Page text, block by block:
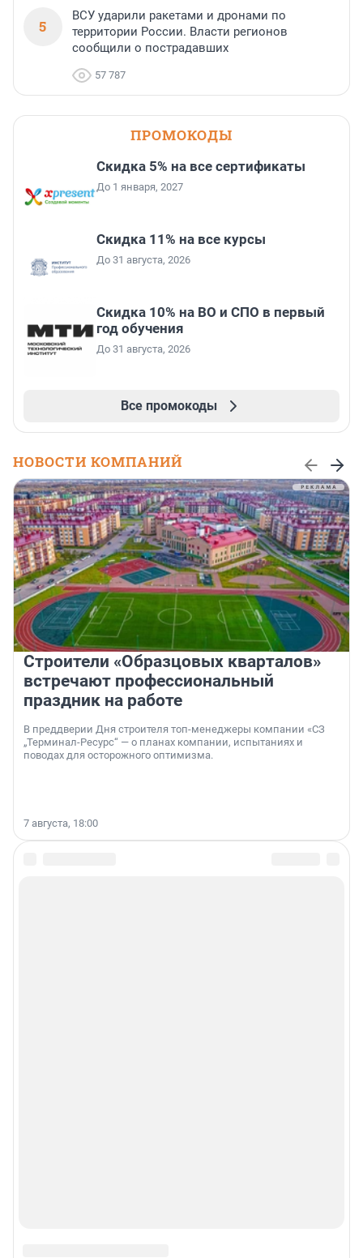
5
ВСУ ударили ракетами и дронами по
территории России. Власти регионов
сообщили о пострадавших
57 787
ПРОМОКОДЫ
Скидка 5% на все сертификаты
До 1 января, 2027
Скидка 11% на все курсы
До 31 августа, 2026
Скидка 10% на ВО и СПО в первый
год обучения
До 31 августа, 2026
Все промокоды
НОВОСТИ КОМПАНИЙ
Строители «Образцовых кварталов»
встречают профессиональный
праздник на работе
В преддверии Дня строителя топ-менеджеры компании «СЗ
„Терминал-Ресурс“ — о планах компании, испытаниях и
поводах для осторожного оптимизма.
7 августа, 18:00